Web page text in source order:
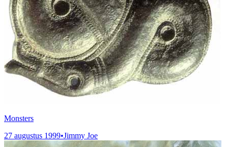
Monsters
27 augustus 1999•Jimmy Joe